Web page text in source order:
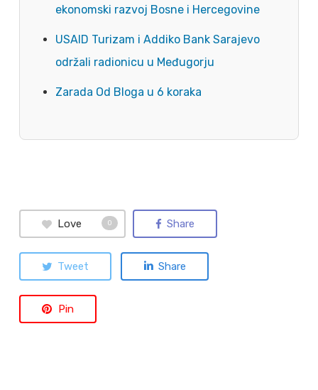
ekonomski razvoj Bosne i Hercegovine
USAID Turizam i Addiko Bank Sarajevo
održali radionicu u Međugorju
Zarada Od Bloga u 6 koraka
Love 0 Share
Tweet Share
Pin